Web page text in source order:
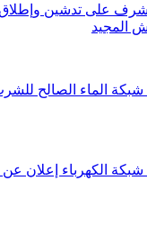
على تدشين وإطلاق
المجيد
الماء الصالح
الكهرباء إعلان عن